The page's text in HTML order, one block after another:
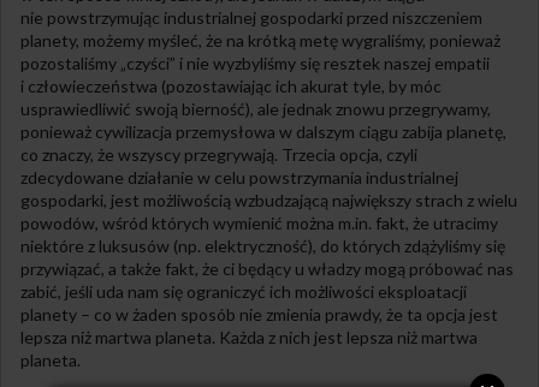
nie powstrzymując industrialnej gospodarki przed niszczeniem
planety, możemy myśleć, że na krótką metę wygraliśmy, ponieważ
pozostaliśmy „czyści” i nie wyzbyliśmy się resztek naszej empatii
i człowieczeństwa (pozostawiając ich akurat tyle, by móc
usprawiedliwić swoją bierność), ale jednak znowu przegrywamy,
ponieważ cywilizacja przemysłowa w dalszym ciągu zabija planetę,
co znaczy, że wszyscy przegrywają. Trzecia opcja, czyli
zdecydowane działanie w celu powstrzymania industrialnej
gospodarki, jest możliwością wzbudzającą największy strach z wielu
powodów, wśród których wymienić można m.in. fakt, że utracimy
niektóre z luksusów (np. elektryczność), do których zdążyliśmy się
przywiązać, a także fakt, że ci będący u władzy mogą próbować nas
zabić, jeśli uda nam się ograniczyć ich możliwości eksploatacji
planety – co w żaden sposób nie zmienia prawdy, że ta opcja jest
lepsza niż martwa planeta. Każda z nich jest lepsza niż martwa
planeta.